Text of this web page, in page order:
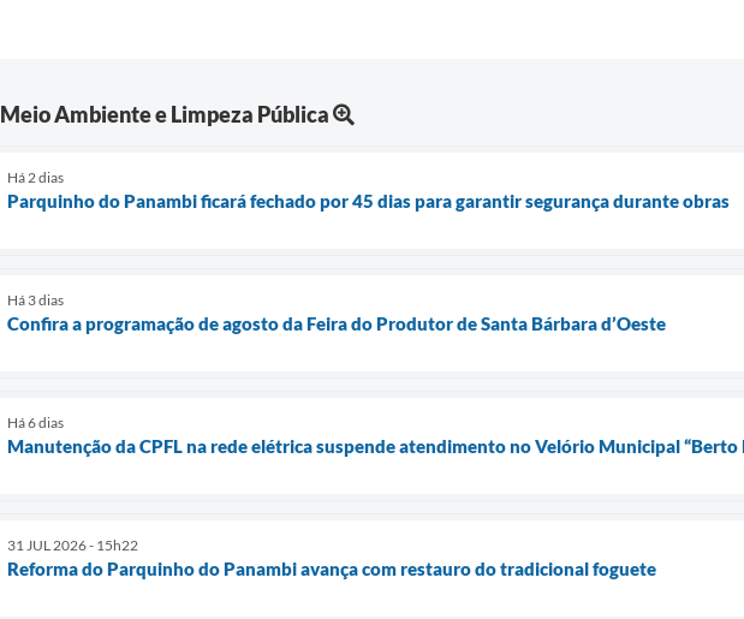
Meio Ambiente e Limpeza Pública
Há 2 dias
Parquinho do Panambi ficará fechado por 45 dias para garantir segurança durante obras
Há 3 dias
Confira a programação de agosto da Feira do Produtor de Santa Bárbara d’Oeste
Há 6 dias
Manutenção da CPFL na rede elétrica suspende atendimento no Velório Municipal “Berto
31 JUL 2026 - 15h22
Reforma do Parquinho do Panambi avança com restauro do tradicional foguete